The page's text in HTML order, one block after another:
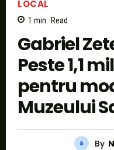
LOCAL
1 min. Read
Gabriel
Peste 1,1
pentru
Muzeului
By